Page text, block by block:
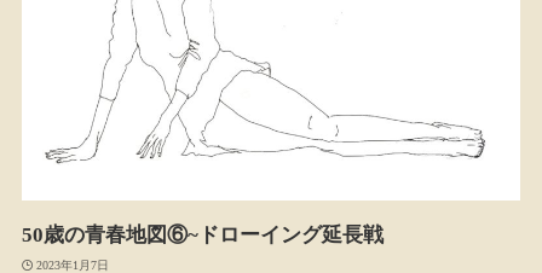
50歳の青春地図⑥~ドローイング延長戦
2023年1月7日